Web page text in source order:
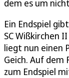
dem es um
Ein Endspiel
SC Wißkirchen
liegt nun einen
Geich. Auf dem
zum Endspiel